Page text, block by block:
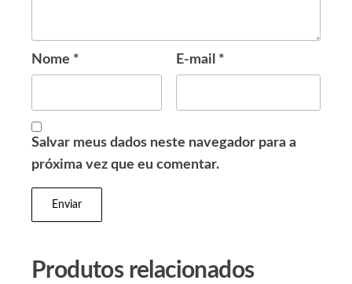
Nome * E-mail *
Salvar meus dados neste navegador para a
próxima vez que eu comentar.
Produtos relacionados